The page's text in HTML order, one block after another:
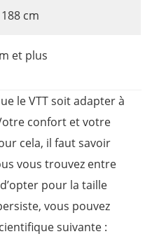
cm
et plus
le VTT soit adapter à
confort et votre
cela, il faut savoir
vous trouvez entre
pour la taille
vous pouvez
suivante :